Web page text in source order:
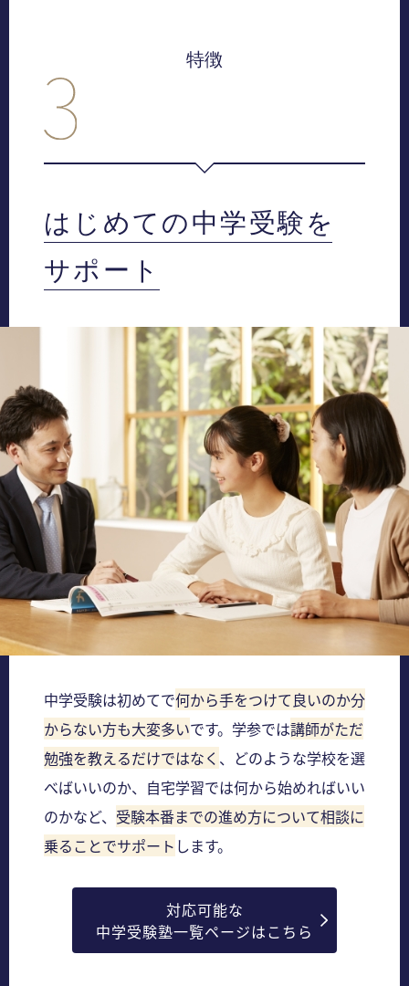
特徴
はじめての中学受験を
サポート
中学受験は初めてで何から手をつけて良いのか分
からない方も大変多いです。学参では講師がただ
勉強を教えるだけではなく 、どのような学校を選
べばいいのか、自宅学習では何から始めればいい
のかなど、 受験本番までの進め方について相談に
乗ることでサポート します。
対応可能な
中学受験塾一覧ページはこちら